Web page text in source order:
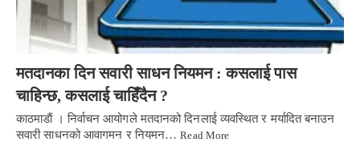
मतदानका दिन सवारी साधन नियमन : कसलाई पास
चाहिन्छ, कसलाई चाहिँदैन ?
काठमाडाैं । निर्वाचन आयोगले मतदानको दिनलाई व्यवस्थित र मर्यादित बनाउन
सवारी साधनको आवागमन र नियमन…Read More